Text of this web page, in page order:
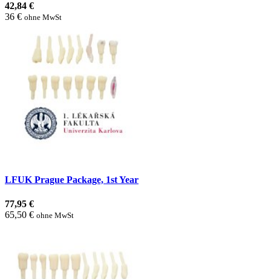
42,84 €
36 € ohne MwSt
LFUK Prague Package, 1st Year
77,95 €
65,50 € ohne MwSt